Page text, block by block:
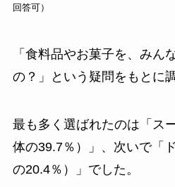
回答可）
「食料品やお菓子を、みん
の？」という疑問をもとに
最も多く選ばれたのは「ス
体の39.7％）」、次いで「
の20.4％）」でした。